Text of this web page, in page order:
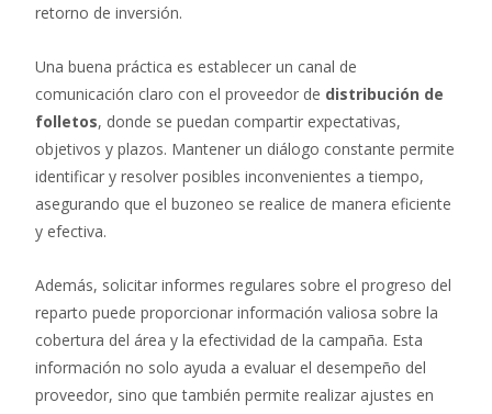
retorno de inversión.
Una buena práctica es establecer un canal de
comunicación claro con el proveedor de distribución de
folletos, donde se puedan compartir expectativas,
objetivos y plazos. Mantener un diálogo constante permite
identificar y resolver posibles inconvenientes a tiempo,
asegurando que el buzoneo se realice de manera eficiente
y efectiva.
Además, solicitar informes regulares sobre el progreso del
reparto puede proporcionar información valiosa sobre la
cobertura del área y la efectividad de la campaña. Esta
información no solo ayuda a evaluar el desempeño del
proveedor, sino que también permite realizar ajustes en